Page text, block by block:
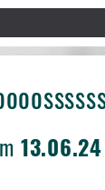
13.06.24